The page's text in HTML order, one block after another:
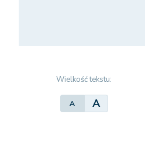
Wielkość tekstu:
A A